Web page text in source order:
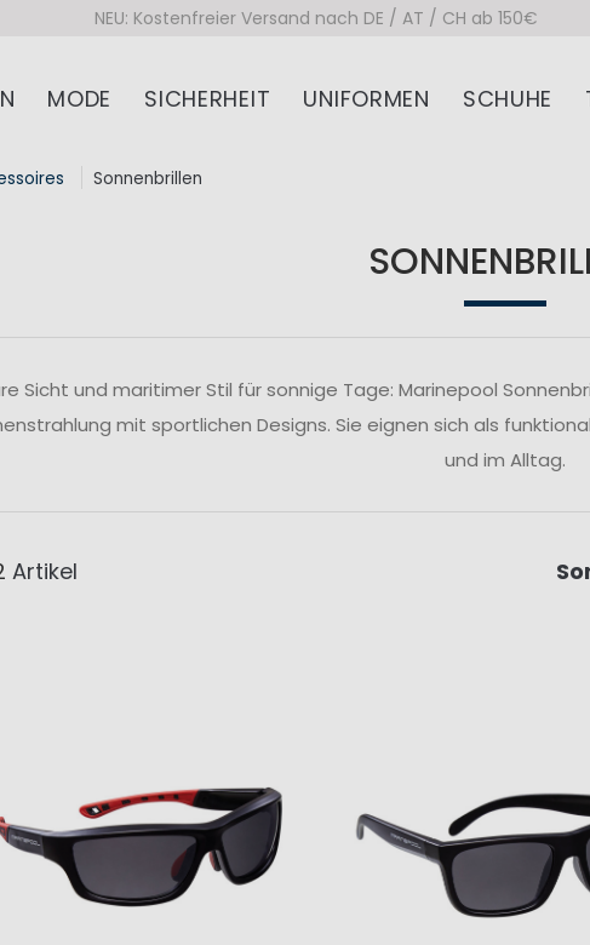
NEU: Kostenfreier Versand nach DE / AT / CH ab 150€
MODE SICHERHEIT UNIFORMEN SCHUHE
Sonnenbrillen
Sicht und maritimer Stil für sonnige Tage: Marinepool
mit sportlichen Designs. Sie eignen sich als
und im Alltag.
Artikel